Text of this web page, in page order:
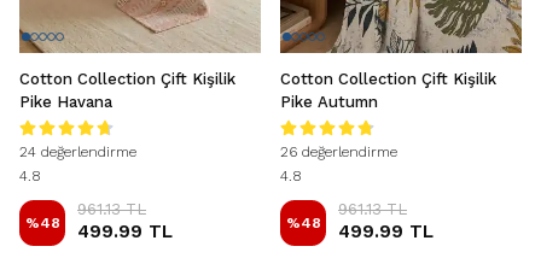
Cotton Collection Çift Kişilik
Pike Havana
24 değerlendirme
4.8
%48
961.13 TL
499.99 TL
Cotton Collection Çift Kişilik
Pike Autumn
26 değerlendirme
4.8
%48
961.13 TL
499.99 TL